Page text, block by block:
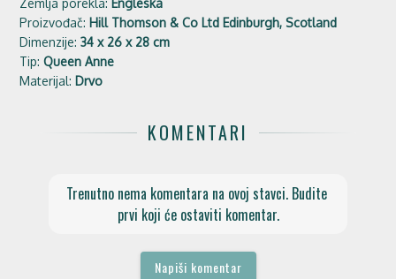
Zemlja porekla: Engleska
Proizvođač: Hill Thomson & Co Ltd Edinburgh, Scotland
Dimenzije:34 x 26 x 28 cm
Tip:Queen Anne
Materijal: Drvo
KOMENTARI
Trenutno nema komentara na ovoj stavci. Budite
prvi koji će ostaviti komentar.
Napiši komentar